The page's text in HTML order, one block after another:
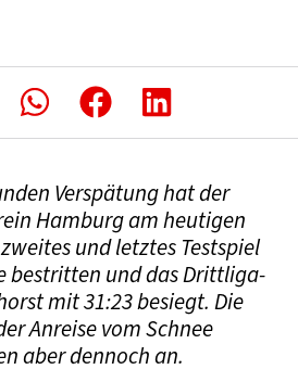
Verspätung hat der
Hamburg am heutigen
und letztes Testspiel
bestritten und das Drittliga-
mit 31:23 besiegt. Die
Anreise vom Schnee
aber dennoch an.